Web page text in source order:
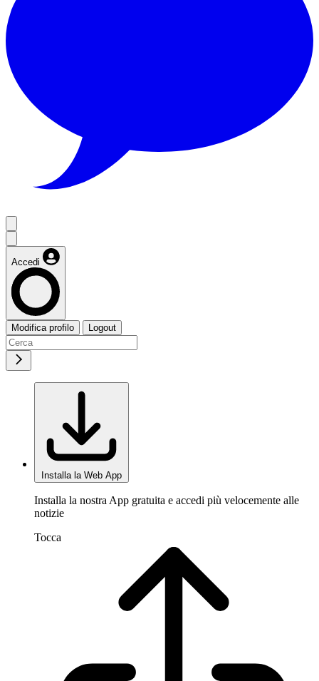
Accedi
Modifica profilo Logout
Installa la Web App
Installa la nostra App gratuita e accedi più velocemente alle
notizie
Tocca